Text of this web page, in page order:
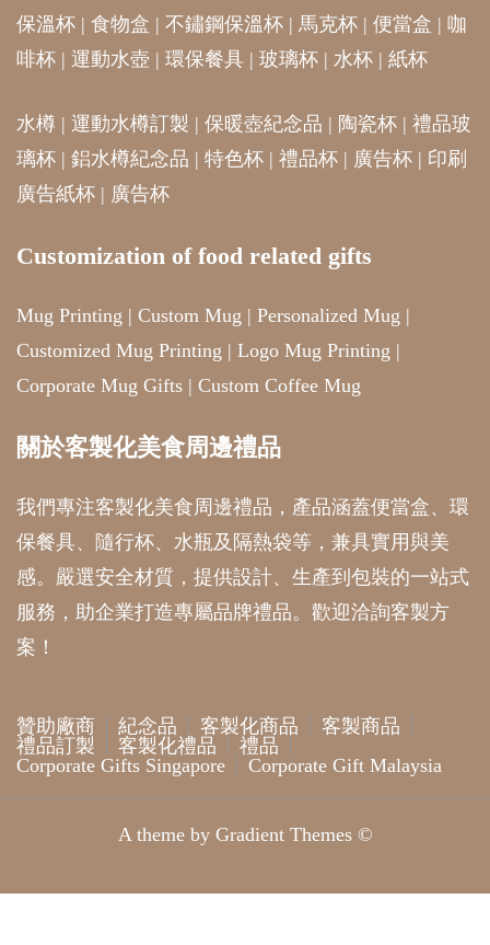
保溫杯 | 食物盒 | 不鏽鋼保溫杯 | 馬克杯 | 便當盒 | 咖
啡杯 | 運動水壺 | 環保餐具 | 玻璃杯 | 水杯 | 紙杯
水樽 | 運動水樽訂製 | 保暖壺紀念品 | 陶瓷杯 | 禮品玻
璃杯 | 鋁水樽紀念品 | 特色杯 | 禮品杯 | 廣告杯 | 印刷
廣告紙杯 | 廣告杯
Customization of food related gifts
Mug Printing | Custom Mug | Personalized Mug |
Customized Mug Printing | Logo Mug Printing |
Corporate Mug Gifts | Custom Coffee Mug
關於客製化美食周邊禮品
我們專注客製化美食周邊禮品，產品涵蓋便當盒、環
保餐具、隨行杯、水瓶及隔熱袋等，兼具實用與美
感。嚴選安全材質，提供設計、生產到包裝的一站式
服務，助企業打造專屬品牌禮品。歡迎洽詢客製方
案！
贊助廠商 紀念品 客製化商品
客製商品
禮品訂製
客製化禮品
禮品
Corporate Gifts Singapore
Corporate Gift Malaysia
A theme by Gradient Themes ©